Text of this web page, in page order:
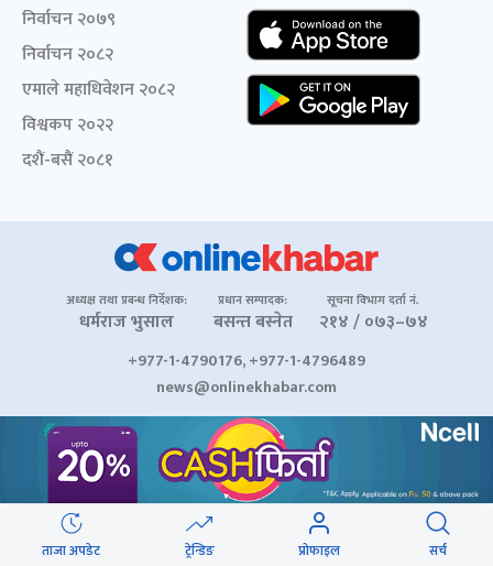
ताजा अपडेट ट्रेन्डिङ प्रोफाइल सर्च
निर्वाचन २०७९
निर्वाचन २०८२
एमाले महाधिवेशन २०८२
विश्वकप २०२२
दशैं-बसैं २०८१
अध्यक्ष तथा प्रबन्ध निर्देशक:
धर्मराज भुसाल
प्रधान सम्पादक:
बसन्त बस्नेत
सूचना विभाग दर्ता नं.
२१४ / ०७३–७४
+977-1-4790176, +977-1-4796489
news@onlinekhabar.com
© २००६-२०२६ Onlinekhabar.com सर्वाधिकार सुरक्षित